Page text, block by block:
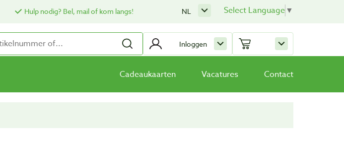
Hulp nodig? Bel, mail of kom langs! Select Language▼
NL
Inloggen
Cadeaukaarten Vacatures Contact